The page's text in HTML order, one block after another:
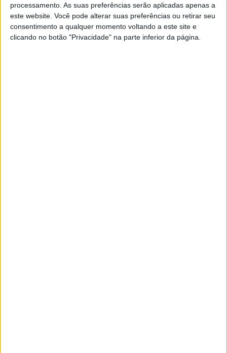
processamento. As suas preferências serão aplicadas apenas a
este website. Você pode alterar suas preferências ou retirar seu
consentimento a qualquer momento voltando a este site e
clicando no botão "Privacidade" na parte inferior da página.
Artigos relacionados
CN Supercross: Cédric Soubeyras foi o